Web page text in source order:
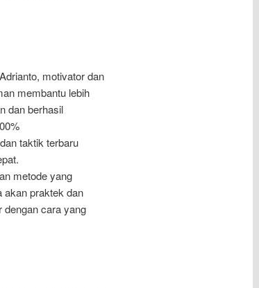
motivator dan
membantu lebih
dan berhasil
taktik terbaru
metode yang
akan praktek dan
dengan cara yang